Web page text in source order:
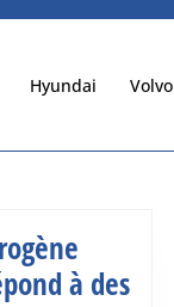
Hyundai Volvo
à des